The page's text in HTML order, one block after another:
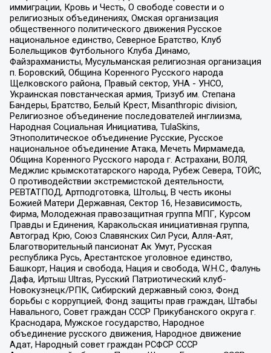
иммиграции, Кровь и Честь, О свободе совести и о
религиозных объединениях, Омская организация
общественного политического движения Русское
национальное единство, Северное Братство, Клуб
Болельщиков Футбольного Клуба Динамо,
Файзрахманисты, Мусульманская религиозная организация
п. Боровский, Община Коренного Русского народа
Щелковского района, Правый сектор, УНА - УНСО,
Украинская повстанческая армия, Тризуб им. Степана
Бандеры, Братство, Белый Крест, Misanthropic division,
Религиозное объединение последователей инглиизма,
Народная Социальная Инициатива, TulaSkins,
Этнополитическое объединение Русские, Русское
национальное объединение Атака, Мечеть Мирмамеда,
Община Коренного Русского народа г. Астрахани, ВОЛЯ,
Меджлис крымскотатарского народа, Рубеж Севера, ТОЙС,
О противодействии экстремистской деятельности,
РЕВТАТПОД, Артподготовка, Штольц, В честь иконы
Божией Матери Державная, Сектор 16, Независимость,
Фирма, Молодежная правозащитная группа МПГ, Курсом
Правды и Единения, Каракольская инициативная группа,
Автоград Крю, Союз Славянских Сил Руси, Алля-Аят,
Благотворительный пансионат Ак Умут, Русская
республика Русь, Арестантское уголовное единство,
Башкорт, Нация и свобода, Нация и свобода, W.H.С., Фалунь
Дафа, Иртыш Ultras, Русский Патриотический клуб-
Новокузнецк/РПК, Сибирский державный союз, Фонд
борьбы с коррупцией, Фонд защиты прав граждан, Штабы
Навального, Совет граждан СССР Прикубанского округа г.
Краснодара, Мужское государство, Народное
объединение русского движения, Народное движение
Адат, Народный совет граждан РСФСР СССР